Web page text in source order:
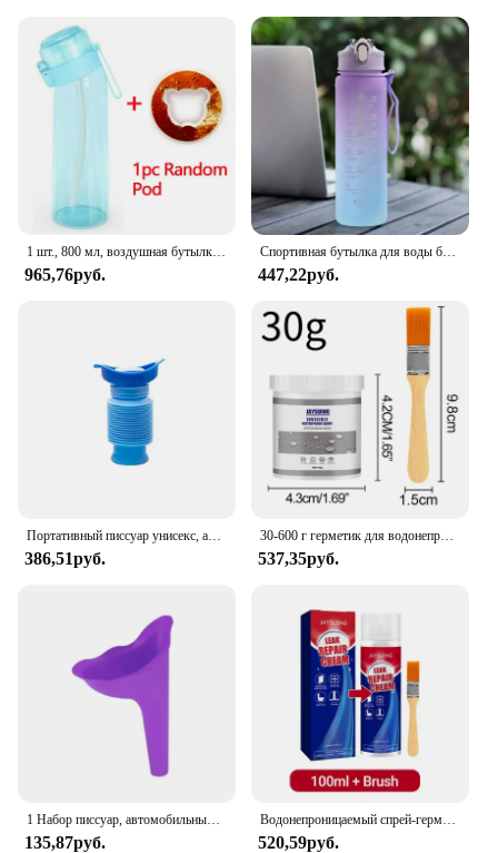
cater to vendors and suppliers, ensuring that you
can provide your customers with a high-quality
product at an affordable price. The leak proof
feature is a testament to the commitment to
providing a hygienic solution for pet waste
management, making these bags an essential
addition to any pet owner's collection.
1 шт., 800 мл, воздушная бутылка для воды с 1 шт., стручки с случайным вкусом, портативная, прозрачная, с соломой, герметичная, подходит для занятий спортом на открытом воздухе
965,76руб.
Спортивная бутылка для воды большой емкости на 1 литр, герметичная Цветная Пластиковая чашка, портативные Соусники для питья на открытом воздухе, путешествий, тренажерного зала, фитнеса
447,22руб.
Портативный писсуар унисекс, автомобильный писсуар, ведро для улицы, стоячие мочи, аварийные путешествия, многоразовые термоусадочные писсуары для кемпинга, туалета, утечки
386,51руб.
30-600 г герметик для водонепроницаемого покрытия, прозрачное водостойкое покрытие, полиуретановый водонепроницаемый герметик, герметичный, водонепроницаемый
537,35руб.
135,87руб.
Водонепроницаемый спрей-герметик для ремонта утечек, сверхсильное склеивание, инструмент для ремонта бытовых уплотнений, мощный герметик, жидкое покрытие-спрей
520,59руб.